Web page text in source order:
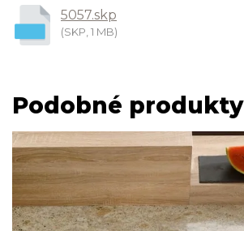
5057.skp
(SKP, 1 MB)
Podobné produkty